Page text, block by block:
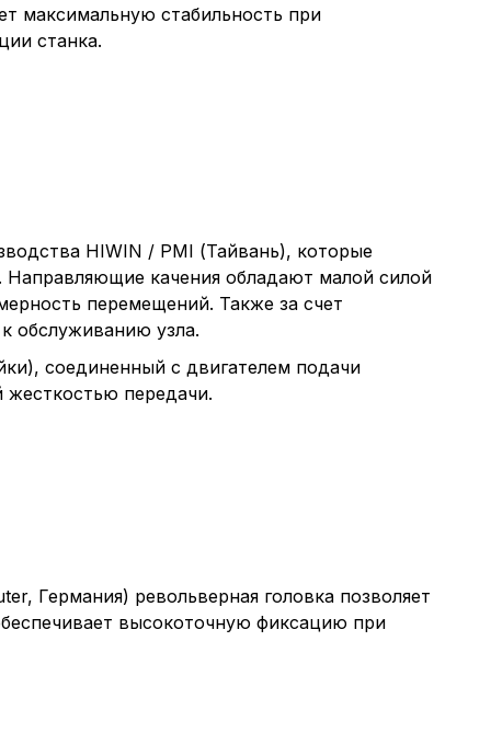
максимальную стабильность при
станка.
HIWIN / PMI (Тайвань), которые
качения обладают малой силой
перемещений. Также за счет
обслуживанию узла.
соединенный с двигателем подачи
передачи.
Германия) револьверная головка позволяет
высокоточную фиксацию при